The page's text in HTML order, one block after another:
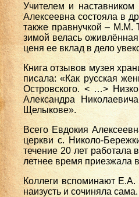
Учителем и
Алексеевна состояла в
также правнучкой – М.М.
зимой велась
ценя ее вклад в дело
Книга отзывов музея
писала: «Как русская
Островского. < …>
Александра
Щелыкове».
Всего Евдокия
церкви с. Николо-
течение 20 лет работала
летнее время приезжала
Коллеги вспоминают Е.А.
наизусть и сочиняла